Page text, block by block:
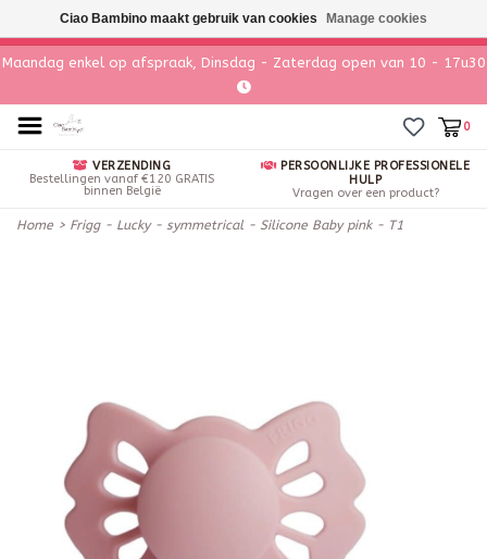
Maandag enkel op afspraak, Dinsdag - Zaterdag open van 10 - 17u30
0
VERZENDING
Bestellingen vanaf €120 GRATIS
binnen België
PERSOONLIJKE PROFESSIONELE
HULP
Vragen over een product?
Home > Frigg - Lucky - symmetrical - Silicone Baby pink - T1
Ciao Bambino maakt gebruik van cookies Manage cookies